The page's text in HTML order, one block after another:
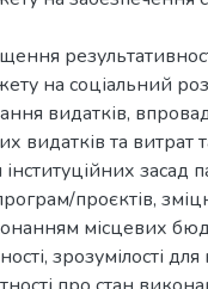
на соціальний
видатків,
видатків та витрат
засад
проєктів,
місцевих
зрозумілості